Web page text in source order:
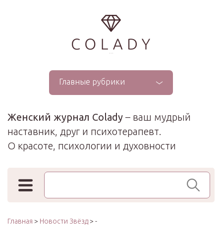
...
Главные рубрики
Женский журнал Colady – ваш мудрый
наставник, друг и психотерапевт.
О красоте, психологии и духовности
Поиск по сайту
Главная > Новости Звёзд> -